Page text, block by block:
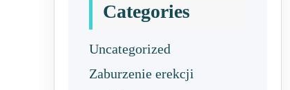
Categories
Uncategorized
Zaburzenie erekcji